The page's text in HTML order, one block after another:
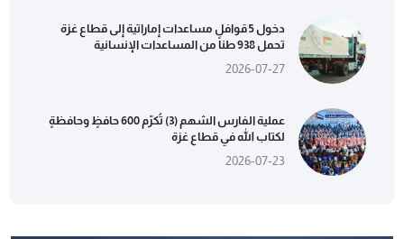
دخول 5 قوافل مساعدات إماراتية إلى قطاع غزة
تحمل 938 طناً من المساعدات الإنسانية
2026-07-27
عملية الفارس الشهم (3) تُكرّم 600 حافظٍ وحافظةٍ
لكتاب الله في قطاع غزة
2026-07-23